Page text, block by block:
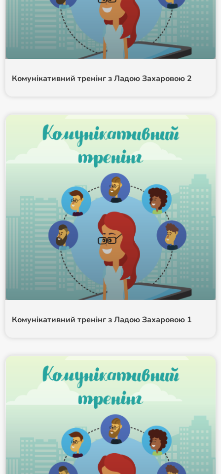
Комунікативний тренінг з Ладою Захаровою 2
Комунікативний тренінг з Ладою Захаровою 1